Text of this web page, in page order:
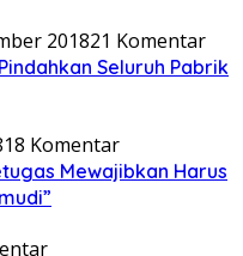
201821 Komentar
Seluruh Pabrik
18 Komentar
Mewajibkan Harus